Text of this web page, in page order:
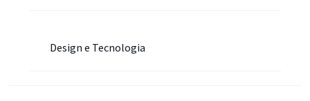
Design e Tecnologia